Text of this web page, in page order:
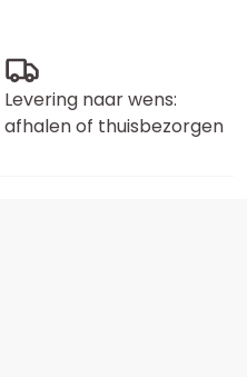
Levering naar wens:
afhalen of thuisbezorgen